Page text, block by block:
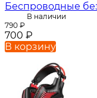
Беспроводные
В наличии
790 ₽
700 ₽
В корзину